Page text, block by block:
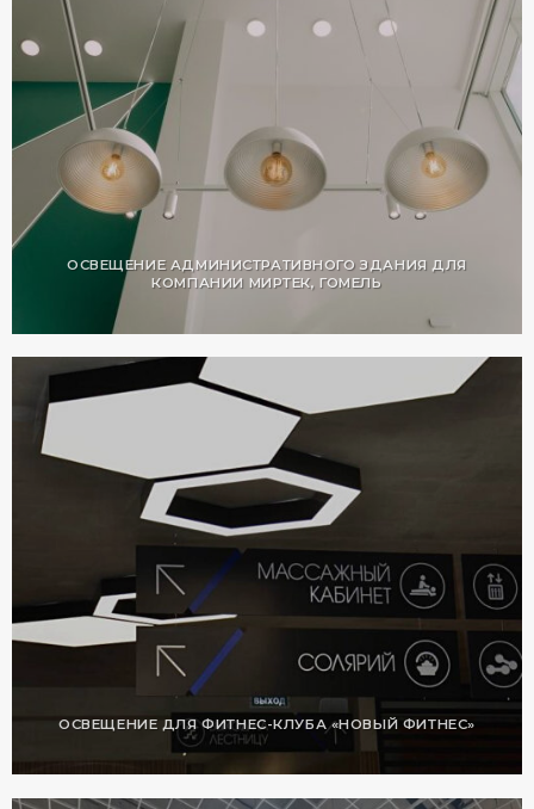
ОСВЕЩЕНИЕ АДМИНИСТРАТИВНОГО ЗДАНИЯ ДЛЯ
КОМПАНИИ МИРТЕК, ГОМЕЛЬ
ОСВЕЩЕНИЕ ДЛЯ ФИТНЕС-КЛУБА «НОВЫЙ ФИТНЕС»